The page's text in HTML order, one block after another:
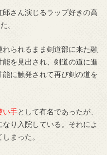
さん演じるラップ好きの高
。
られるまま剣道部に来た融
を見出され、剣道の道に進
に触発されて再び剣の道を
い手として有名であったが、
り入院している。それによ
まった。